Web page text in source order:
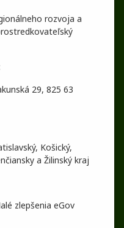
rozvoja a
29, 825 63
Košický,
a Žilinský kraj
zlepšenia eGov